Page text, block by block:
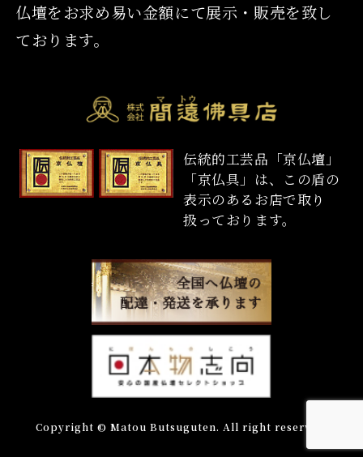
仏壇をお求め易い金額にて展示・販売を致し
ております。
伝統的工芸品「京仏壇」
「京仏具」は、この盾の
表示のあるお店で取り
扱っております。
Copyright © Matou Butsuguten. All right reserved.